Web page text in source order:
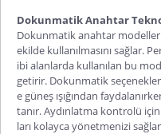
Dokunmatik Anahtar
Dokunmatik anahtar
ekilde kullanılmasını sağlar.
ibi alanlarda kullanılan bu
getirir. Dokunmatik
e güneş ışığından
tanır. Aydınlatma kontrolü
ları kolayca yönetmenizi